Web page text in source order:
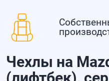
Чехлы на